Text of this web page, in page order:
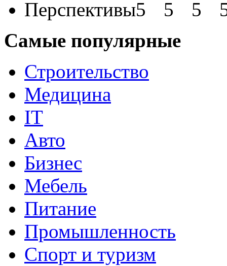
Перспективы
Самые популярные
Строительство
Медицина
IT
Авто
Бизнес
Мебель
Питание
Промышленность
Спорт и туризм